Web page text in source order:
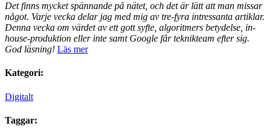
Det finns mycket spännande på nätet, och det är lätt att man missar
något. Varje vecka delar jag med mig av tre-fyra intressanta artiklar.
Denna vecka om värdet av ett gott syfte, algoritmers betydelse, in-
house-produktion eller inte samt Google får teknikteam efter sig.
God läsning! Läs mer
Kategori:
Digitalt
Taggar: